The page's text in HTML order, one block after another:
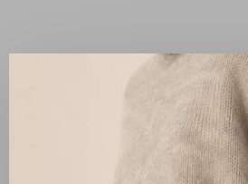
Showing 1 - 0 of 0